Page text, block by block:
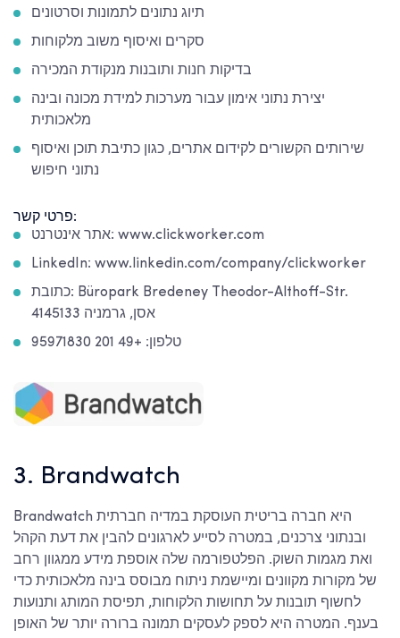
תיוג נתונים לתמונות וסרטונים
סקרים ואיסוף משוב מלקוחות
בדיקות חנות ותובנות מנקודת המכירה
יצירת נתוני אימון עבור מערכות למידת מכונה ובינה
מלאכותית
שירותים הקשורים לקידום אתרים, כגון כתיבת תוכן ואיסוף
נתוני חיפוש
פרטי קשר:
אתר אינטרנט: www.clickworker.com
LinkedIn: www.linkedin.com/company/clickworker
כתובת: Büropark Bredeney Theodor-Althoff-Str.
4145133 אסן, גרמניה
טלפון: +49 201 95971830
3. Brandwatch
Brandwatch היא חברה בריטית העוסקת במדיה חברתית
ובנתוני צרכנים, במטרה לסייע לארגונים להבין את דעת הקהל
ואת מגמות השוק. הפלטפורמה שלה אוספת מידע ממגוון רחב
של מקורות מקוונים ומיישמת ניתוח מבוסס בינה מלאכותית כדי
לחשוף תובנות על תחושות הלקוחות, תפיסת המותג ותנועות
בענף. המטרה היא לספק לעסקים תמונה ברורה יותר של האופן